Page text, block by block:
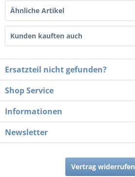
Ähnliche Artikel
Kunden kauften auch
Ersatzteil nicht gefunden?
Shop Service
Informationen
Newsletter
Vertrag widerrufen